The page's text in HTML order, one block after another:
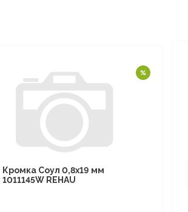
Кромка Соул 0,8х19 мм
1011145W REHAU